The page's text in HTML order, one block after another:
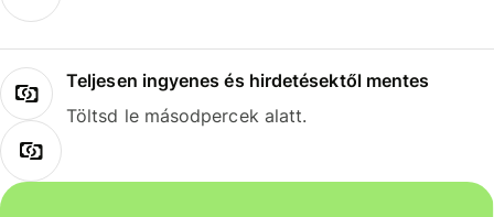
Teljesen ingyenes és hirdetésektől mentes
Töltsd le másodpercek alatt.